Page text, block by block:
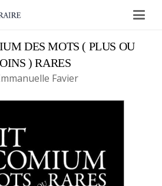
DES MOTS ( PLUS OU
) RARES
Favier